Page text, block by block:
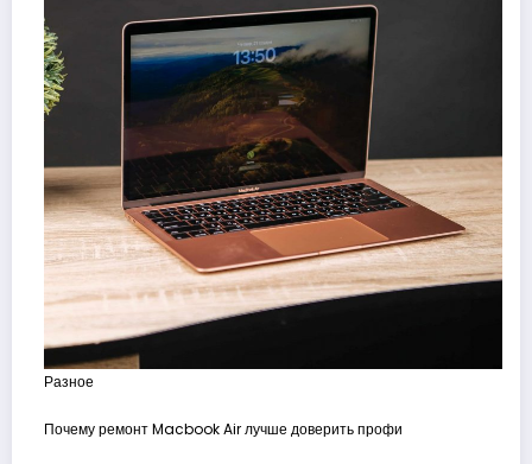
Разное
Почему ремонт Macbook Air лучше доверить профи